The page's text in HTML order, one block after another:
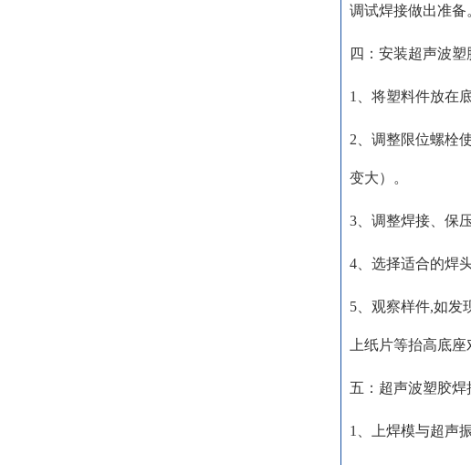
调试焊接做出准备
四：安装超声波
1、将塑料件放在
2、调整限位螺栓
变大）。
3、调整焊接、保
4、选择适合的焊
5、观察样件,如发
上纸片等抬高底座
五：超声波塑胶焊
1、上焊模与超声